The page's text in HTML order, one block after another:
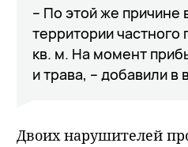
– По этой же причине
территории
кв. м. На момент
и трава, – добавили в
Двоих нарушителей